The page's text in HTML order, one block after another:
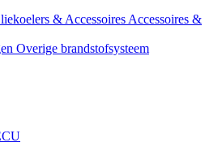
& Accessoires Accessoires &
Overige brandstofsysteem